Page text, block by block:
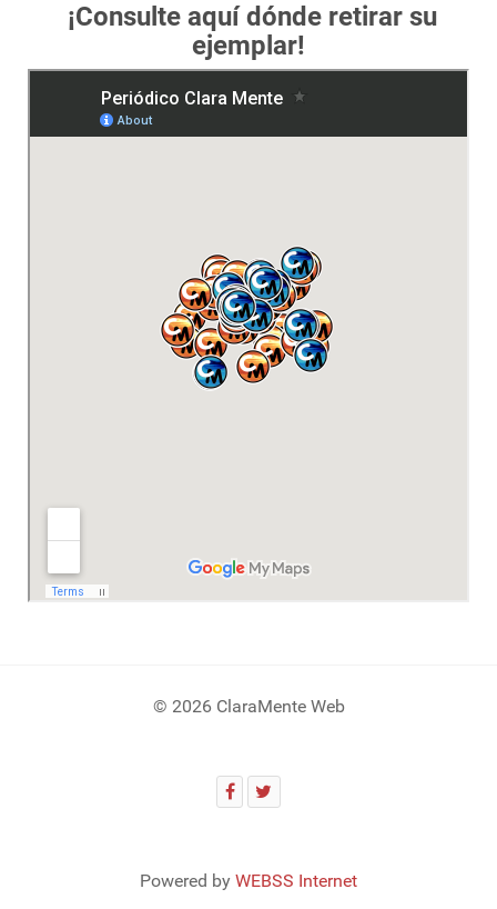
¡Consulte aquí dónde retirar su
ejemplar!
© 2026 ClaraMente Web
Powered by WEBSS Internet